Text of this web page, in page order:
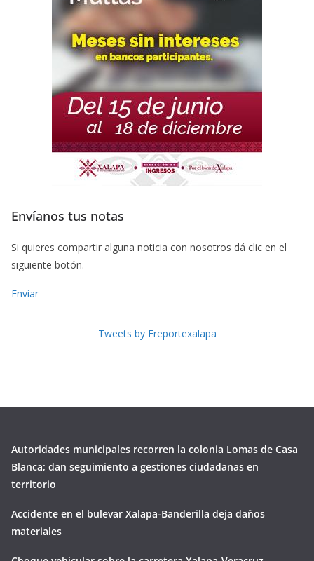
Envíanos tus notas
Si quieres compartir alguna noticia con nosotros dá clic en el
siguiente botón.
Enviar
Tweets by Freportexalapa
Autoridades municipales recorren la colonia Lomas de Casa
Blanca; dan seguimiento a gestiones ciudadanas en
territorio
Accidente en el bulevar Xalapa-Banderilla deja daños
materiales